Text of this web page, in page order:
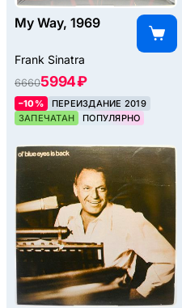
My Way, 1969
Frank Sinatra
66605994 ₽
–10%
ПЕРЕИЗДАНИЕ 2019
ЗАПЕЧАТАН
ПОПУЛЯРНО